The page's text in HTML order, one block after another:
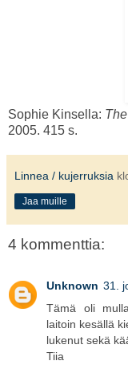
Sophie Kinsella:
2005. 415 s.
Linnea / kujerruksia
Jaa muille
4 kommenttia:
Unknown 31.
Tämä oli
laitoin kesällä
lukenut sekä
Tiia